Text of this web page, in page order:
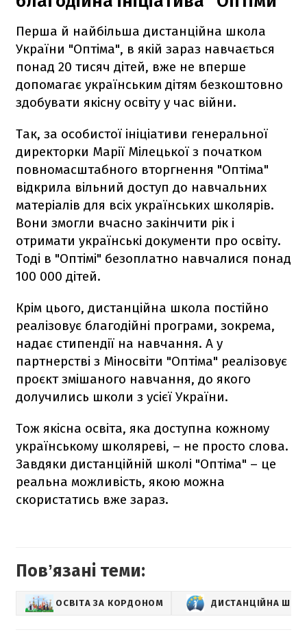
Перша й найбільша дистанційна школа
України "Оптіма", в якій зараз навчається
понад 20 тисяч дітей, вже не вперше
допомагає українським дітям безкоштовно
здобувати якісну освіту у час війни.
Так, за особистої ініціативи генеральної
директорки Марії Мілецької з початком
повномасштабного вторгнення "Оптіма"
відкрила вільний доступ до навчальних
матеріалів для всіх українських школярів.
Вони змогли вчасно закінчити рік і
отримати українські документи про освіту.
Тоді в "Оптімі" безоплатно навчалися понад
100 000 дітей.
Крім цього, дистанційна школа постійно
реалізовує благодійні програми, зокрема,
надає стипендії на навчання. А у
партнерстві з Міносвіти "Оптіма" реалізовує
проєкт змішаного навчання, до якого
долучились школи з усієї України.
Тож якісна освіта, яка доступна кожному
українському школяреві, – не просто слова.
Завдяки дистанційній школі "Оптіма" – це
реальна можливість, якою можна
скористатись вже зараз.
Повʼязані теми:
ОСВІТА ЗА КОРДОНОМ ДИСТАНЦІЙНА